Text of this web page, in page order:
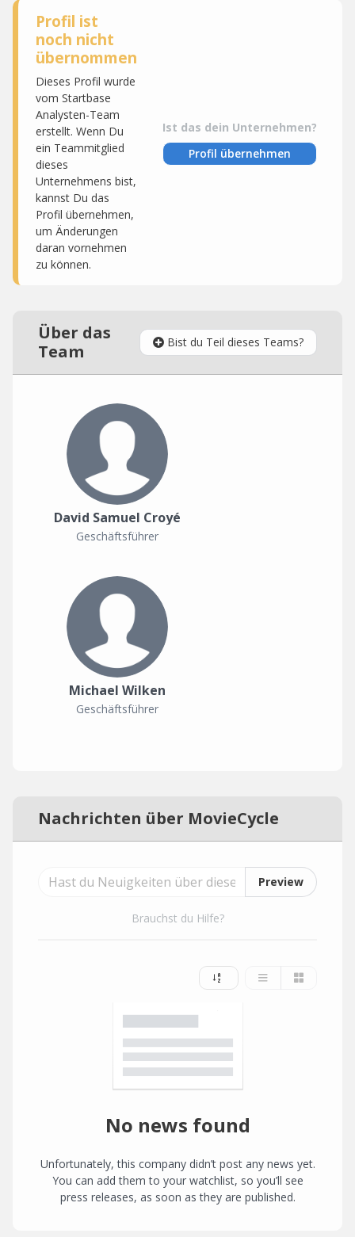
Profil ist
noch nicht
übernommen
Dieses Profil wurde
vom Startbase
Analysten-Team
erstellt. Wenn Du
ein Teammitglied
dieses
Unternehmens bist,
kannst Du das
Profil übernehmen,
um Änderungen
daran vornehmen
zu können.
Ist das dein Unternehmen?
Profil übernehmen
Über das
Team
Bist du Teil dieses Teams?
David Samuel Croyé
Geschäftsführer
Michael Wilken
Geschäftsführer
Nachrichten über MovieCycle
Preview
Brauchst du Hilfe?
No news found
Unfortunately, this company didn’t post any news yet.
You can add them to your watchlist, so you’ll see
press releases, as soon as they are published.